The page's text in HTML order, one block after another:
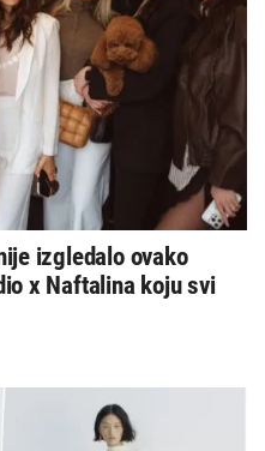
izgledalo ovako
x Naftalina koju svi